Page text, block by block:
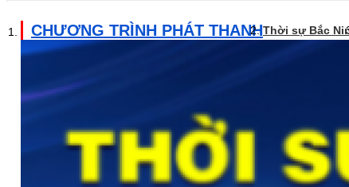
CHƯƠNG TRÌNH PHÁT THANHThời sự Bắc